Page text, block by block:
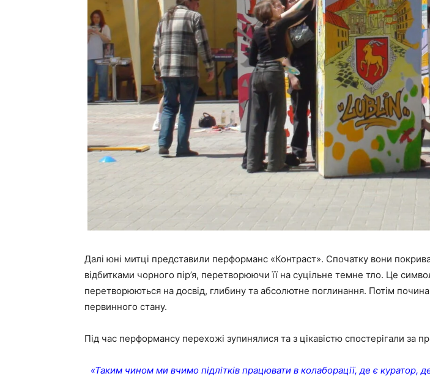
Далі юні митці представили перформанс «Контраст». Спочатку вони
відбитками чорного пір’я, перетворюючи її на суцільне темне тло. Це
перетворюються на досвід, глибину та абсолютне поглинання. Потім
первинного стану.
Під час перформансу перехожі зупинялися та з цікавістю спостерігали за
«Таким чином ми вчимо підлітків працювати в колаборації, де є куратор,